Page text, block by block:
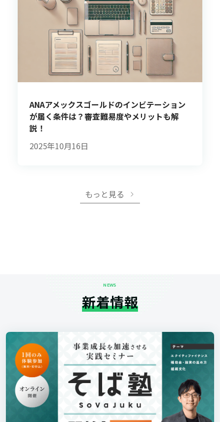
ANAアメックスゴールドのインビテーション
が届く条件は？審査難易度やメリットも解
説！
2025年10月16日
もっと見る
NEWS
新着情報